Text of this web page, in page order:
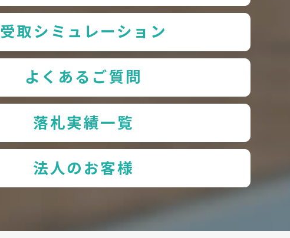
受取シミュレーション
よくあるご質問
落札実績一覧
法人のお客様